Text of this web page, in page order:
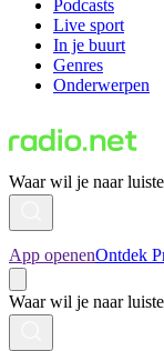
Podcasts
Live sport
In je buurt
Genres
Onderwerpen
Waar wil je naar
App openenOntdek
Waar wil je naar